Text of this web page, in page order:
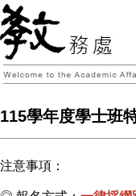
115學年度學士班
注意事項：